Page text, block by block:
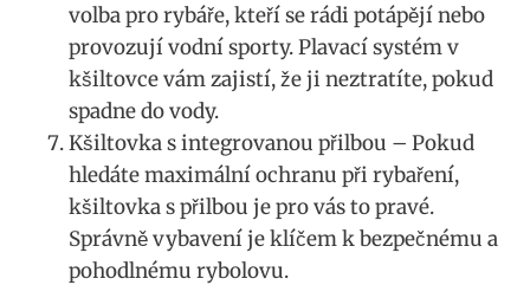
volba pro rybáře, kteří se rádi potápějí nebo
provozují vodní ⁢sporty. ‍Plavací systém v⁢
kšiltovce‌ vám zajistí, že ji neztratíte, pokud
spadne do⁢ vody.
Kšiltovka s integrovanou přilbou – Pokud
hledáte​ maximální ⁤ochranu ‌při⁣ rybaření,
kšiltovka s‌ přilbou‌ je ​pro vás ‌to pravé.​
Správně vybavení​ je klíčem k bezpečnému a⁣
pohodlnému rybolovu.